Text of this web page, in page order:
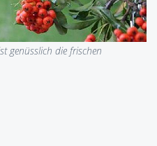
genüsslich die frischen